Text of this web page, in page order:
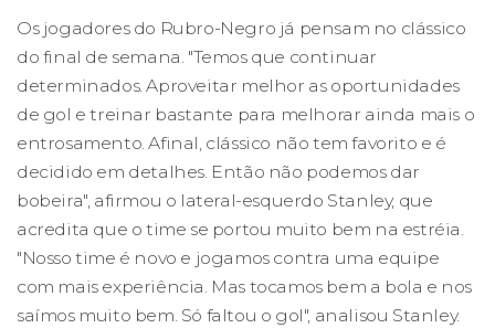
Os jogadores do Rubro-Negro já pensam no clássico
do final de semana. "Temos que continuar
determinados. Aproveitar melhor as oportunidades
de gol e treinar bastante para melhorar ainda mais o
entrosamento. Afinal, clássico não tem favorito e é
decidido em detalhes. Então não podemos dar
bobeira", afirmou o lateral-esquerdo Stanley, que
acredita que o time se portou muito bem na estréia.
"Nosso time é novo e jogamos contra uma equipe
com mais experiência. Mas tocamos bem a bola e nos
saímos muito bem. Só faltou o gol", analisou Stanley.